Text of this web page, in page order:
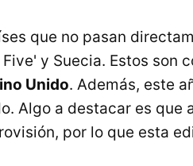
que no pasan
y Suecia. Estos son
Unido. Además, este
Algo a destacar es que
por lo que esta